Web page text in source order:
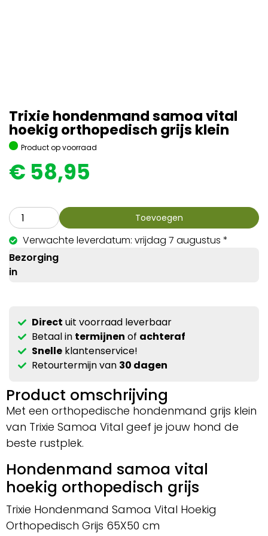
Trixie hondenmand samoa vital
hoekig orthopedisch grijs klein
Product op voorraad
€ 58,95
Toevoegen
Verwachte leverdatum: vrijdag 7 augustus *
Bezorging
in
Direct uit voorraad leverbaar
Betaal in termijnen of achteraf
Snelleklantenservice!
Retourtermijn van 30 dagen
Product omschrijving
Met een orthopedische hondenmand grijs klein
van Trixie Samoa Vital geef je jouw hond de
beste rustplek.
Hondenmand samoa vital
hoekig orthopedisch grijs
Trixie Hondenmand Samoa Vital Hoekig
Orthopedisch Grijs 65X50 cm